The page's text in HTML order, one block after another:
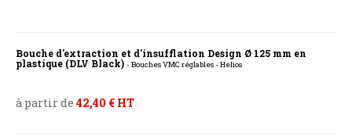
Bouche d'extraction et d'insufflation Design Ø 125 mm en
plastique (DLV Black) - Bouches VMC réglables - Helios
à partir de 42,40 € HT